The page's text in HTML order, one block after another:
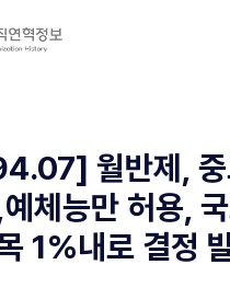
월반제, 중
체능만 허용,
1%내로 결정